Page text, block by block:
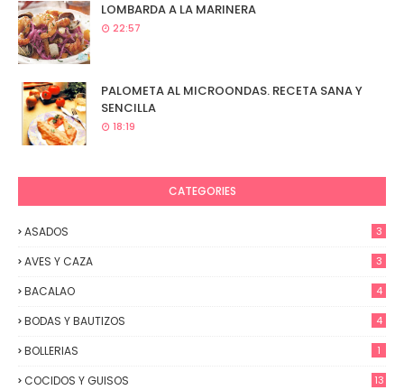
LOMBARDA A LA MARINERA
22:57
PALOMETA AL MICROONDAS. RECETA SANA Y
SENCILLA
18:19
CATEGORIES
ASADOS 3
AVES Y CAZA 3
BACALAO 4
BODAS Y BAUTIZOS 4
BOLLERIAS 1
COCIDOS Y GUISOS 13